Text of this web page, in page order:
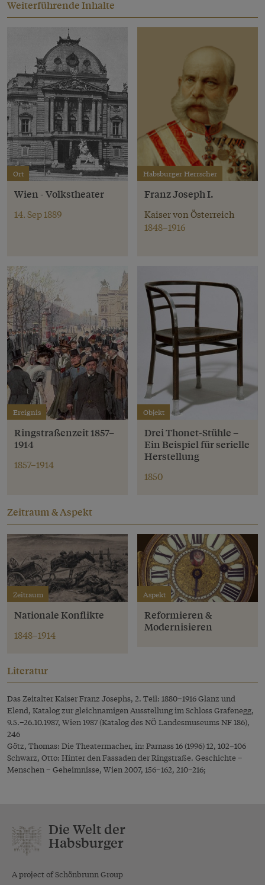
Weiterführende Inhalte
Ort
Wien - Volkstheater
14. Sep 1889
Habsburger Herrscher
Franz Joseph I.
Kaiser von Österreich
1848–1916
Ereignis
Ringstraßenzeit 1857–
1914
1857–1914
Objekt
Drei Thonet-Stühle –
Ein Beispiel für serielle
Herstellung
1850
Zeitraum & Aspekt
Zeitraum
Nationale Konflikte
1848–1914
Aspekt
Reformieren &
Modernisieren
Literatur
Das Zeitalter Kaiser Franz Josephs, 2. Teil: 1880–1916 Glanz und
Elend, Katalog zur gleichnamigen Ausstellung im Schloss Grafenegg,
9.5.–26.10.1987, Wien 1987 (Katalog des NÖ Landesmuseums NF 186),
246
Götz, Thomas: Die Theatermacher, in: Parnass 16 (1996) 12, 102–106
Schwarz, Otto: Hinter den Fassaden der Ringstraße. Geschichte –
Menschen – Geheimnisse, Wien 2007, 156–162, 210–216;
Die Welt der
Habsburger
A project of Schönbrunn Group